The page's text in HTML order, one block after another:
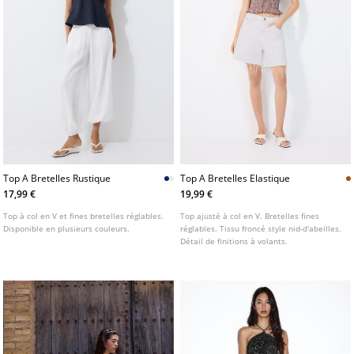
Top A Bretelles Rustique
17,99 €
Top à col en V et fines bretelles réglables.
Disponible en plusieurs couleurs.
Top A Bretelles Elastique
19,99 €
Top ajusté à col en V. Bretelles fines
réglables. Tissu froncé style nid-d'abeilles.
Détail de finitions à volants.